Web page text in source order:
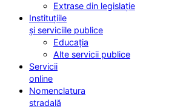
Extrase din legislație
Instituțiile
și serviciile publice
Educația
Alte servicii publice
Servicii
online
Nomenclatura
stradală